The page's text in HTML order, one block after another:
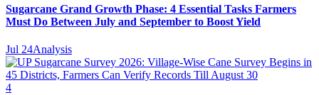
Sugarcane Grand Growth Phase: 4 Essential Tasks Farmers
Must Do Between July and September to Boost Yield
Jul 24Analysis
4